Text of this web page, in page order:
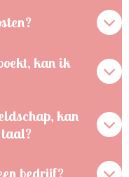
kan ik
kan
bedrijf?